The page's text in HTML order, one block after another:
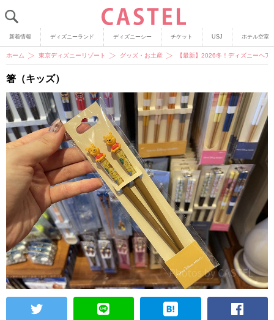
新着情報 ディズニーランド ディズニーシー チケット USJ ホテル空室
ホーム 東京ディズニーリゾート グッズ・お土産 【最新】2026冬！ディズニーヘア
箸（キッズ）